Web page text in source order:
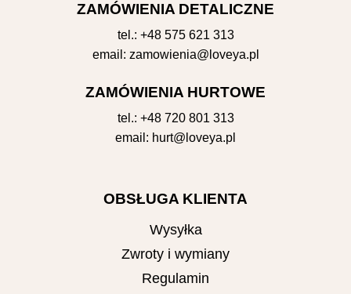
ZAMÓWIENIA DETALICZNE
tel.: +48 575 621 313
email: zamowienia@loveya.pl
ZAMÓWIENIA HURTOWE
tel.: +48 720 801 313
email: hurt@loveya.pl
OBSŁUGA KLIENTA
Wysyłka
Zwroty i wymiany
Regulamin